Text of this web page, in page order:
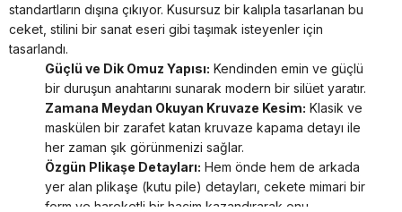
standartların dışına çıkıyor. Kusursuz bir kalıpla tasarlanan bu
ceket, stilini bir sanat eseri gibi taşımak isteyenler için
tasarlandı.
Güçlü ve Dik Omuz Yapısı: Kendinden emin ve güçlü
bir duruşun anahtarını sunarak modern bir silüet yaratır.
Zamana Meydan Okuyan Kruvaze Kesim: Klasik ve
maskülen bir zarafet katan kruvaze kapama detayı ile
her zaman şık görünmenizi sağlar.
Özgün Plikaşe Detayları: Hem önde hem de arkada
yer alan plikaşe (kutu pile) detayları, cekete mimari bir
form ve hareketli bir hacim kazandırarak onu